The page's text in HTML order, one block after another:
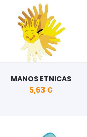
MANOS ETNICAS
5,63 €